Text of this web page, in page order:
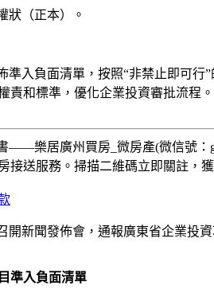
狀（正本）。
準入負面清單，按照“非禁止即可
責和標準，優化企業投資審批流程。
——樂居廣州買房_微房產(微信號：
接送服務。掃描二維碼立即關註，
開新聞發佈會，通報廣東省企業投
準入負面清單